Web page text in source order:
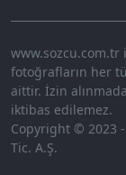
www.sozcu.com.tr
fotoğrafların her
aittir. İzin
iktibas edilemez.
Copyright © 2023 -
Tic. A.Ş.